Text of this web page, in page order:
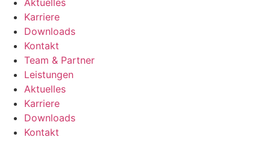
Aktuelles
Karriere
Downloads
Kontakt
Team & Partner
Leistungen
Aktuelles
Karriere
Downloads
Kontakt